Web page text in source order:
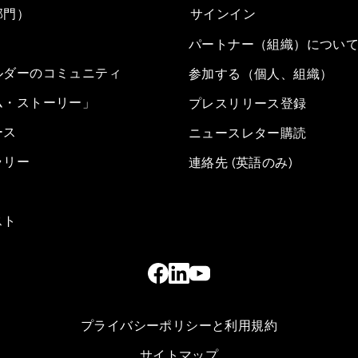
）
ーのコミュニティ
ストーリー」
リー
サインイン
パートナー（組織）につい
参加する（個人、組織）
プレスリリース登録
ニュースレター購読
連絡先 (英語のみ)
プライバシーポリシーと利用規約